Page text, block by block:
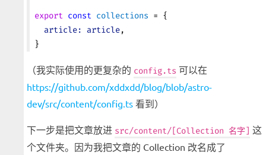
export const collections = {
  article:
article,
}
（我实际使用的更复杂的 config.ts 可以在
https://github.com/xddxdd/blog/blob/astro-
dev/src/content/config.ts 看到）
下一步是把文章放进 src/content/[Collection 名字] 这
个文件夹。因为我把文章的 Collection 改名成了